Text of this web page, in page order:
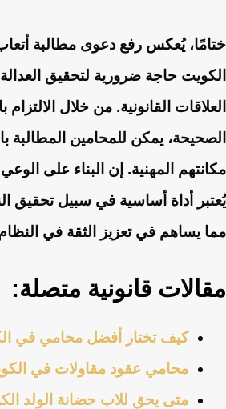
ختامًا، يُعكس رفع دعوى مطالبة
الكويت حاجة ضرورية لتحقيق
العلاقات القانونية. من خلال الالتزام
الصحيحة، يمكن للمحامين المطالبة
مكانتهم المهنية. إن البناء على
يُعتبر أداة أساسية في سبيل تحقيق
مما يساهم في تعزيز الثقة في
مقالات قانونية متصلة:
كيف تختار أفضل محامي في
محامي عقود مقاولات في
متى يحق للاب حضانة الولد